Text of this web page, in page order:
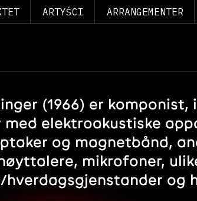
ARTYŚCI ARRANGEMENTER
(1966) er
elektroakustiske
og magnetbånd,
mikrofoner,
hverdagsgjenstander og